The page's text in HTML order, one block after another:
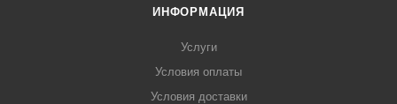
ИНФОРМАЦИЯ
Услуги
Условия оплаты
Условия доставки